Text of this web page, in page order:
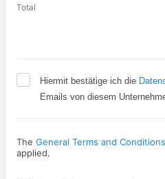
Total
Hiermit bestätige ich die
Emails von diesem
The General Terms and Conditions
applied.